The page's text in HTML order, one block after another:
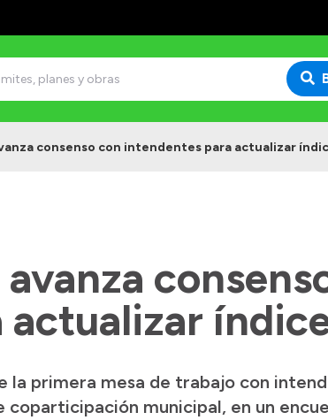
consenso con intendentes para actualizar
la primera mesa de trabajo con
coparticipación municipal, en un